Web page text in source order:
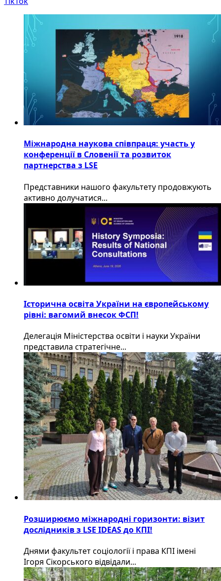
Міжнародна наукова співпраця: участь у
конференції в Словенії та розвиток
партнерства з LSE
​Представники нашого факультету продовжують
активно долучатися...
Історична освіта України на європейському
рівні: вагомий внесок ФСП!
Делегація Міністерства освіти і науки України
представила стратегічне...
Розширюємо міжнародні горизонти: візит
дослідників з LSE IDEAS до КПІ!
Днями факультет соціології і права КПІ імені
Ігоря Сікорського відвідали...